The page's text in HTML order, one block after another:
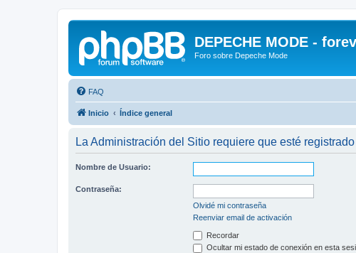
DEPECHE MODE -
Foro sobre Depeche Mode
FAQ
Inicio Índice general
La Administración del Sitio requiere que esté
Nombre de Usuario:
Contraseña:
Olvidé mi contraseña
Reenviar email de activación
Recordar
Ocultar mi estado de conexión en esta